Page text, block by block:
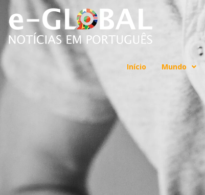
Início Mundo